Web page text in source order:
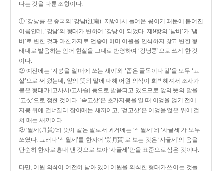
다는 것을 다룬 조항이다.
① ‘강낭콩’은 중국의 ‘강남(江南)’ 지방에서 들여온 콩이기 때문에 붙여진
이름인데, ‘강남’의 형태가 변하여 ‘강낭’이 되었다. 제9항의 ‘남비’가 ‘냄
비’로 변한 것과 마찬가지로 언중이 이미 어원을 인식하지 않고 변한 형
태대로 발음하는 언어 현실을 그대로 반영하여 ‘강낭콩’으로 쓰게 한 것
이다.
② 예전에는 ‘지붕을 일 때에 쓰는 새끼’와 ‘좁은 골목이나 길’을 모두 ‘고
샅’으로 써 왔는데, 앞의 뜻의 말에 대해 어원 의식이 희박해져서 조사가
붙은 형태가 [고사시/고사슬] 등으로 발음되고 있으므로 앞의 뜻의 말을
‘고삿’으로 정한 것이다. ‘속고삿’은 초가지붕을 일 때 이엉을 얹기 전에
지붕 위에 건너질러 잡아매는 새끼이고, ‘겉고삿’은 이엉을 얹은 위에 걸
쳐 매는 새끼이다.
③ ‘월세(月貰)’와 뜻이 같은 말로서 과거에는 ‘삭월세’와 ‘사글세’가 모두
쓰였다. 그러나 ‘삭월세’를 한자어 ‘朔月貰’로 보는 것은 ‘사글세’의 음을
단순히 한자로 흉내 낸 것으로 보아 ‘사글세’만을 표준으로 삼은 것이다.
다만, 어원 의식이 여전히 남아 있어 어원을 의식한 형태가 쓰이는 것들